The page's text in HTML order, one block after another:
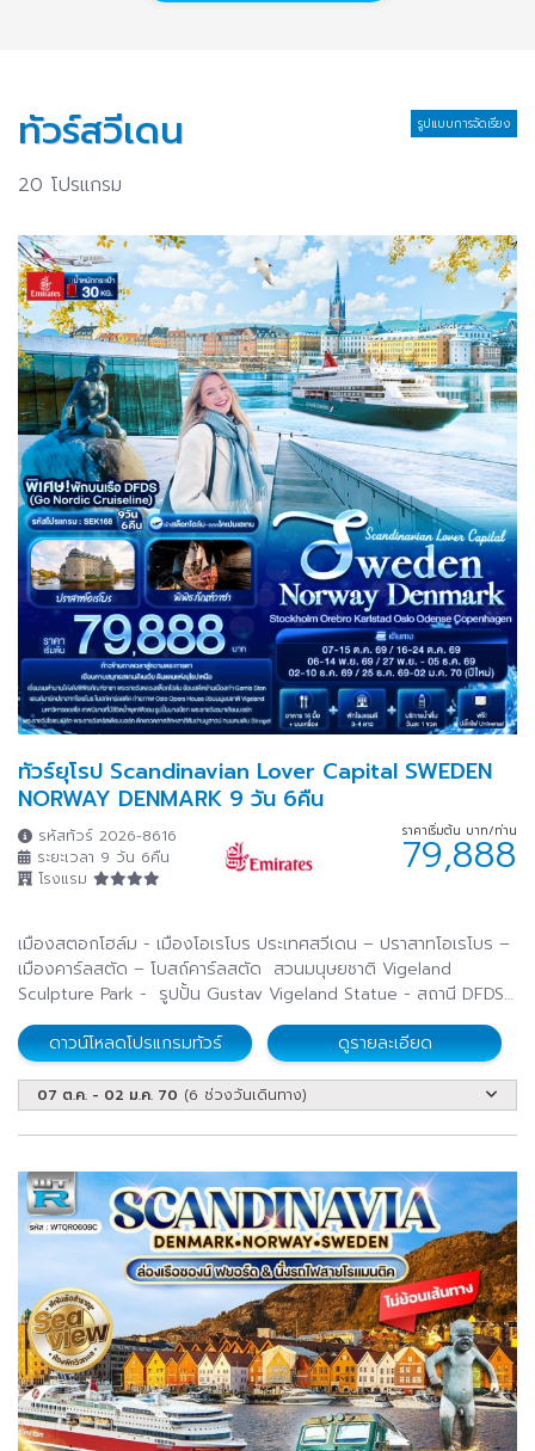
ทัวร์สวีเดน
20 โปรแกรม
รูปแบบการจัดเรียง
ทัวร์ยุโรป Scandinavian Lover Capital SWEDEN
NORWAY DENMARK 9 วัน 6คืน
รหัสทัวร์ 2026-8616
ระยะเวลา 9 วัน 6คืน
โรงแรม
ราคาเริ่มต้น บาท/ท่าน
79,888
เมืองสตอกโฮล์ม - เมืองโอเรโบร ประเทศสวีเดน – ปราสาทโอเรโบร –
เมืองคาร์ลสตัด – โบสถ์คาร์ลสตัด สวนมนุษยชาติ Vigeland
Sculpture Park - รูปปั้น Gustav Vigeland Statue - สถานี DFDS
(Go Nordic Cruiseline) ท่าเรือ Go Nordic Pier – เปิดประสบการณ์
ล่องเรือสำราญสู่ประเทศเดนมาร์ก
ดาวน์โหลดโปรแกรมทัวร์ ดูรายละเอียด
07 ต.ค. - 02 ม.ค. 70 (6 ช่วงวันเดินทาง)